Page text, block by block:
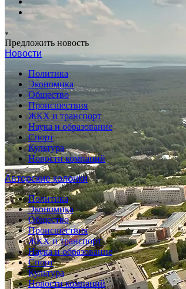
Предложить новость
Новости
Политика
Экономика
Общество
Происшествия
ЖКХ и транспорт
Наука и образование
Спорт
Культура
Новости компаний
Авторские колонки
Политика
Экономика
Общество
Происшествия
ЖКХ и транспорт
Наука и образование
Спорт
Культура
Новости компаний